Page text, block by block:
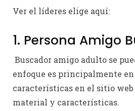
Ver el líderes elige aquí:
1. Persona Amigo
Buscador amigo adulto se
enfoque es principalmente
características en el sitio web
material y características.